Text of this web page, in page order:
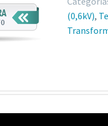
(0,6kV),